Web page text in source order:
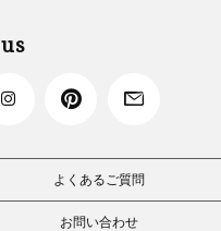
よくあるご質問
お問い合わせ